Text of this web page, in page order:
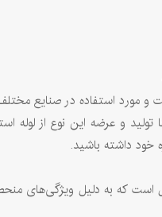
با کیفیت و مورد استفاده در
خود داشته باشید.
که به دلیل ویژگی‌های